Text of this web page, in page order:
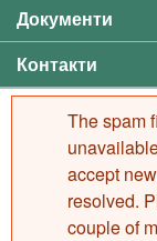
Документи
Контакти
Error
The spam
accept
resolved.
couple of